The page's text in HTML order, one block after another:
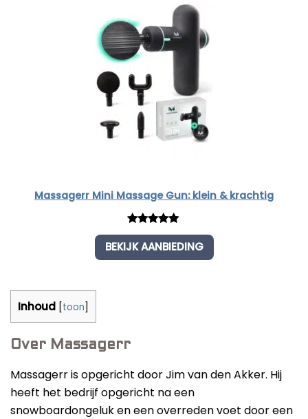
Massagerr Mini Massage Gun: klein & krachtig
Rated5.00
out of 5
1
BEKIJK AANBIEDING
Inhoud [toon]
Over Massagerr
Massagerr is opgericht door Jim van den Akker. Hij
heeft het bedrijf opgericht na een
snowboardongeluk en een overreden voet door een